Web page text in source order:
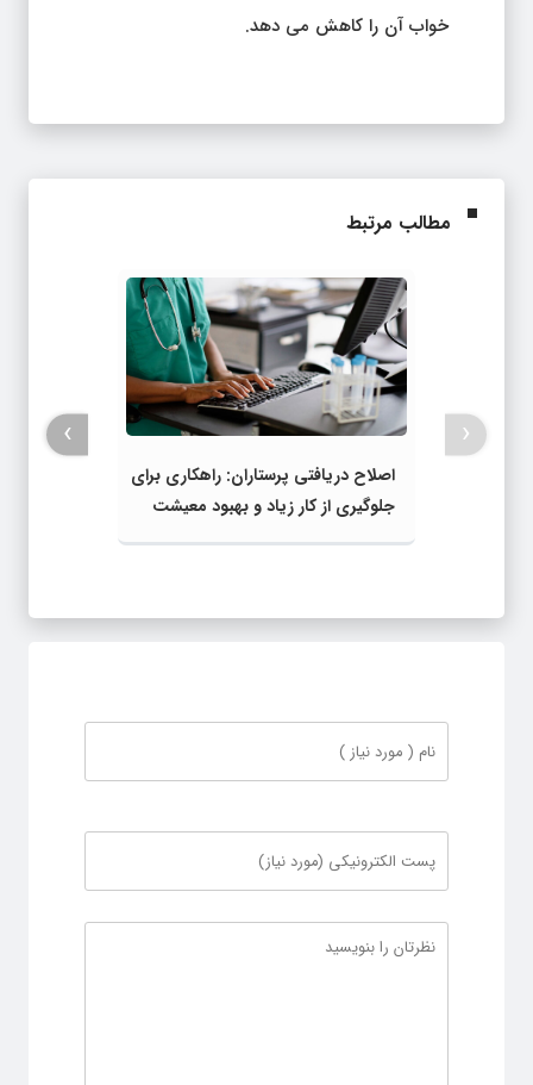
خواب آن را کاهش می دهد.
مطالب مرتبط
اصلاح دریافتی پرستاران: راهکاری برای
جلوگیری از کار زیاد و بهبود معیشت
‹
›